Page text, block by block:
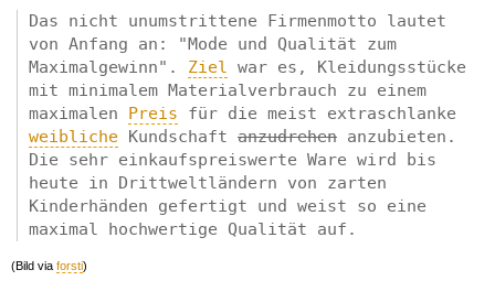
Das nicht unumstrittene Firmenmotto lautet
von Anfang an: "Mode und Qualität zum
Maximalgewinn". Ziel war es, Kleidungsstücke
mit minimalem Materialverbrauch zu einem
maximalen Preis für die meist extraschlanke
weibliche Kundschaft anzudrehen anzubieten.
Die sehr einkaufspreiswerte Ware wird bis
heute in Drittweltländern von zarten
Kinderhänden gefertigt und weist so eine
maximal hochwertige Qualität auf.
(Bild via forsti)